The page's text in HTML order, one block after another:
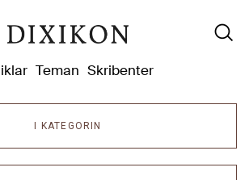
Teman Skribenter
I KATEGORIN